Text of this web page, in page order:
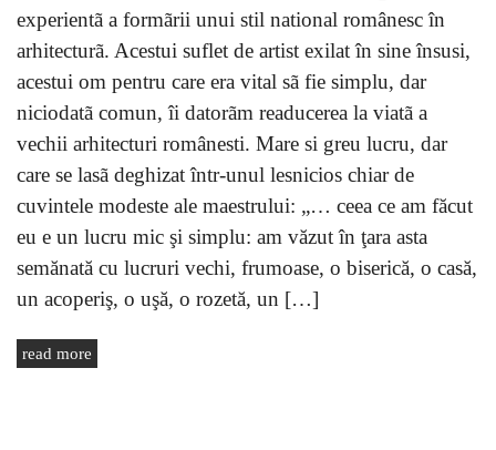
experientã a formãrii unui stil national românesc în
arhitecturã. Acestui suflet de artist exilat în sine însusi,
acestui om pentru care era vital sã fie simplu, dar
niciodatã comun, îi datorãm readucerea la viatã a
vechii arhitecturi românesti. Mare si greu lucru, dar
care se lasã deghizat într-unul lesnicios chiar de
cuvintele modeste ale maestrului: „… ceea ce am făcut
eu e un lucru mic şi simplu: am văzut în ţara asta
semănată cu lucruri vechi, frumoase, o biserică, o casă,
un acoperiş, o uşă, o rozetă, un […]
read more